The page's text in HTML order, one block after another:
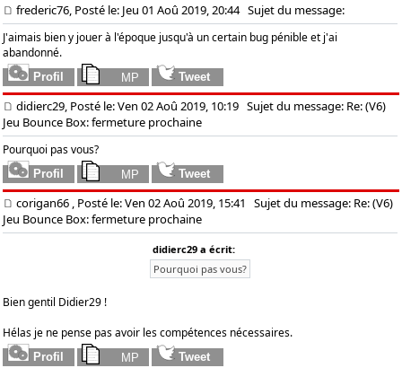
frederic76, Posté le: Jeu 01 Aoû 2019, 20:44Sujet du message:
J'aimais bien y jouer à l'époque jusqu'à un certain bug pénible et j'ai
abandonné.
didierc29, Posté le: Ven 02 Aoû 2019, 10:19 Sujet du message: Re: (V6)
Jeu Bounce Box: fermeture prochaine
Pourquoi pas vous?
corigan66 , Posté le: Ven 02 Aoû 2019, 15:41
Sujet du message: Re: (V6)
Jeu Bounce Box: fermeture prochaine
didierc29 a écrit:
Pourquoi pas vous?
Bien gentil Didier29 !
Hélas je ne pense pas avoir les compétences nécessaires.